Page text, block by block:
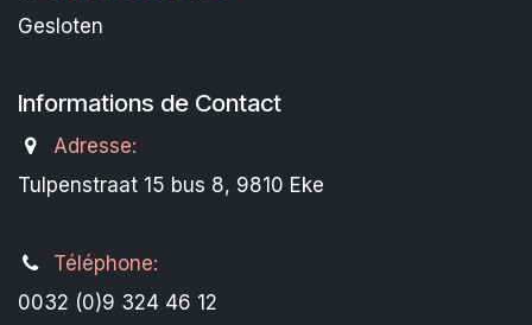
Gesloten
Informations de Contact
Adresse:
Tulpenstraat 15 bus 8, 9810 Eke
Téléphone:
0032 (0)9 324 46 12